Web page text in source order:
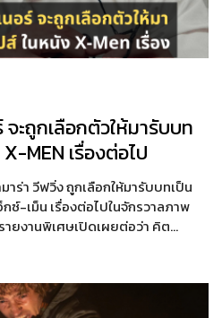
ะถูกเลือกตัวให้มารับบท
MEN เรื่องต่อไป
าร่า วีฟวิ่ง ถูกเลือกให้มารับบทเป็น
ซ์-เม็น เรื่องต่อไปในจักรวาลภาพ
ายงานพิเศษเปิดเผยต่อว่า คิต…